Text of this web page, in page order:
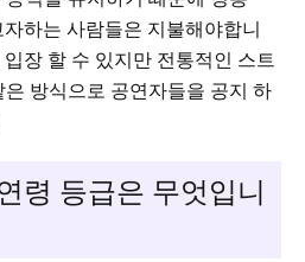
하는 사람들은 지불해야합니
장 할 수 있지만 전통적인 스트
방식으로 공연자들을 공지 하
등급은 무엇입니